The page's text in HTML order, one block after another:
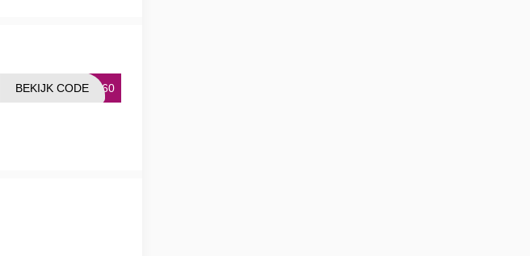
TC60
BEKIJK CODE